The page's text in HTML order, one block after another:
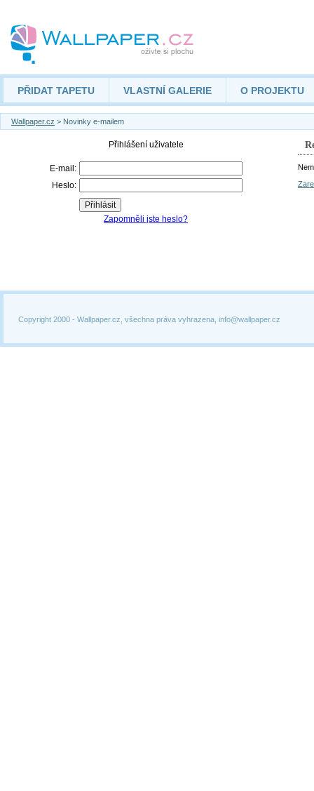
PŘIDAT TAPETU VLASTNÍ GALERIE O PROJEKTU
Wallpaper.cz > Novinky e-mailem
Copyright 2000 - Wallpaper.cz, všechna práva vyhrazena, info@wallpaper.cz